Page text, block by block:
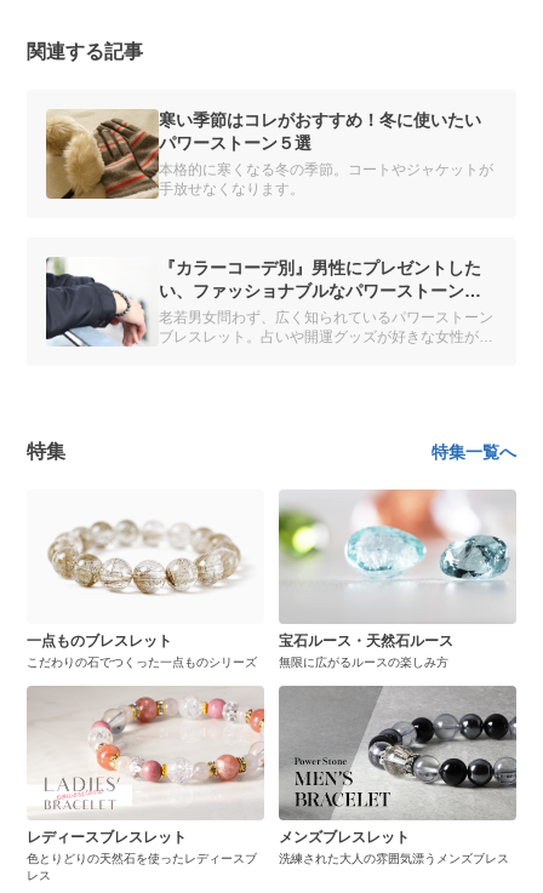
関連する記事
寒い季節はコレがおすすめ！冬に使いたい
パワーストーン５選
本格的に寒くなる冬の季節。コートやジャケットが
手放せなくなります。
『カラーコーデ別』男性にプレゼントした
い、ファッショナブルなパワーストーン特
集
老若男女問わず、広く知られているパワーストーン
ブレスレット。占いや開運グッズが好きな女性がよ
特集 特集一覧へ
一点ものブレスレット
こだわりの石でつくった一点ものシリーズ
宝石ルース・天然石ルース
無限に広がるルースの楽しみ方
レディースブレスレット
色とりどりの天然石を使ったレディースブ
レス
メンズブレスレット
洗練された大人の雰囲気漂うメンズブレス